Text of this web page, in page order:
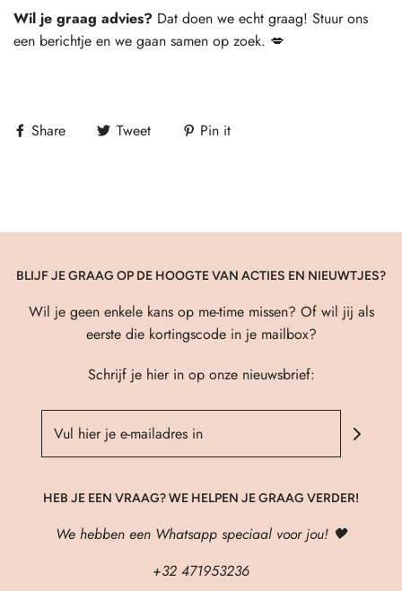
Wil je graag advies? Dat doen we echt graag! Stuur ons
een berichtje en we gaan samen op zoek. 💋
Share Tweet Pin it
BLIJF JE GRAAG OP DE HOOGTE VAN ACTIES EN NIEUWTJES?
Wil je geen enkele kans op me-time missen? Of wil jij als
eerste die kortingscode in je mailbox?
Schrijf je hier in op onze nieuwsbrief:
HEB JE EEN VRAAG? WE HELPEN JE GRAAG VERDER!
We hebben een Whatsapp speciaal voor jou! 🖤
+32 471953236